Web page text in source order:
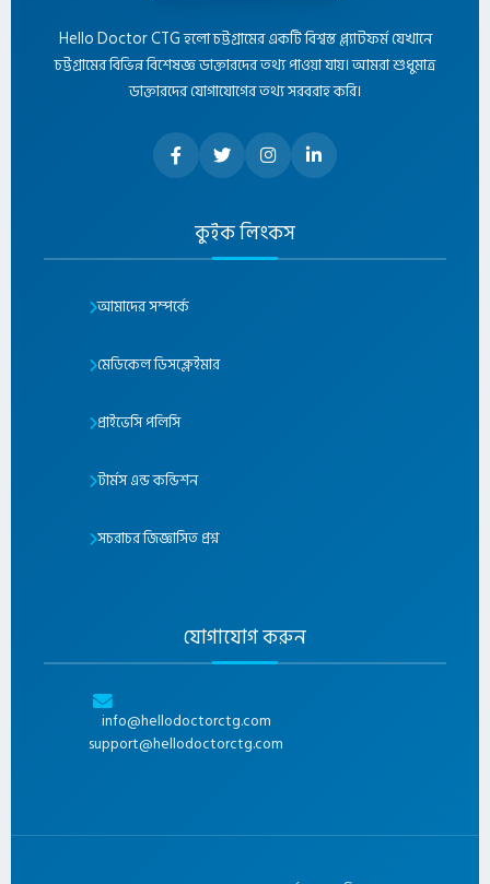
Hello Doctor CTG হলো চট্টগ্রামের একটি বিশ্বস্ত প্ল্যাটফর্ম যেখানে
চট্টগ্রামের বিভিন্ন বিশেষজ্ঞ ডাক্তারদের তথ্য পাওয়া যায়। আমরা শুধুমাত্র
ডাক্তারদের যোগাযোগের তথ্য সরবরাহ করি।
কুইক লিংকস
আমাদের সম্পর্কে
মেডিকেল ডিসক্লেইমার
প্রাইভেসি পলিসি
টার্মস এন্ড কন্ডিশন
সচরাচর জিজ্ঞাসিত প্রশ্ন
যোগাযোগ করুন
info@hellodoctorctg.com
support@hellodoctorctg.com